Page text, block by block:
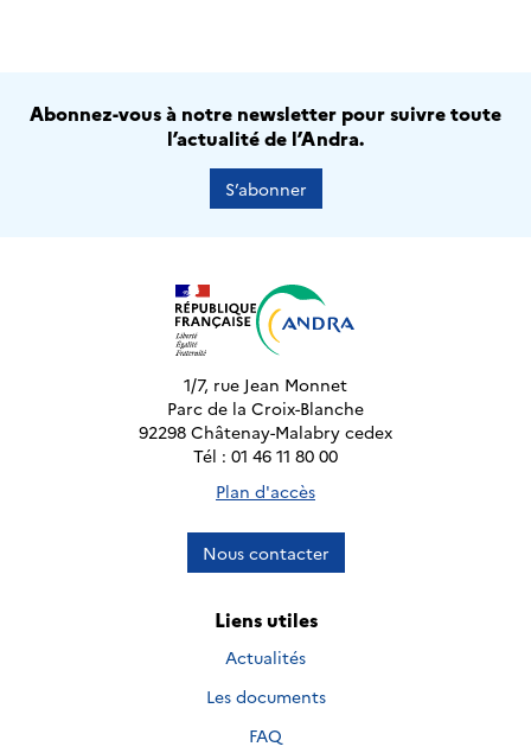
Abonnez-vous à notre newsletter pour suivre toute
l’actualité de l’Andra.
S’abonner
1/7, rue Jean Monnet
Parc de la Croix-Blanche
92298 Châtenay-Malabry cedex
Tél : 01 46 11 80 00
Plan d'accès
Nous contacter
Liens utiles
Actualités
Les documents
FAQ